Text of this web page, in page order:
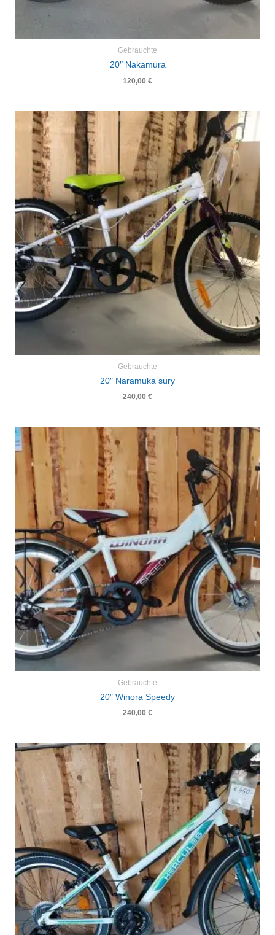
Gebrauchte
20″ Nakamura
120,00 €
Gebrauchte
20″ Naramuka sury
240,00 €
Gebrauchte
20″ Winora Speedy
240,00 €